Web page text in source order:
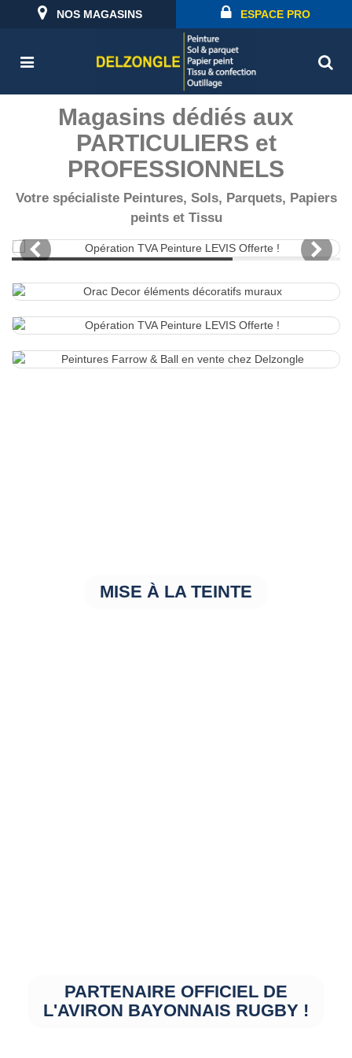
NOS MAGASINS ESPACE PRO
Magasins dédiés aux
PARTICULIERS et
PROFESSIONNELS
Votre spécialiste Peintures, Sols, Parquets, Papiers
peints et Tissu
MISE À LA TEINTE
PARTENAIRE OFFICIEL DE
L'AVIRON BAYONNAIS RUGBY !